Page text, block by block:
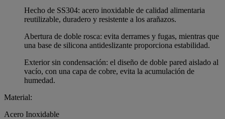
Hecho de SS304: acero inoxidable de calidad alimentaria
reutilizable, duradero y resistente a los arañazos.
Abertura de doble rosca: evita derrames y fugas, mientras que
una base de silicona antideslizante proporciona estabilidad.
Exterior sin condensación: el diseño de doble pared aislado al
vacío, con una capa de cobre, evita la acumulación de
humedad.
Material:
Acero Inoxidable